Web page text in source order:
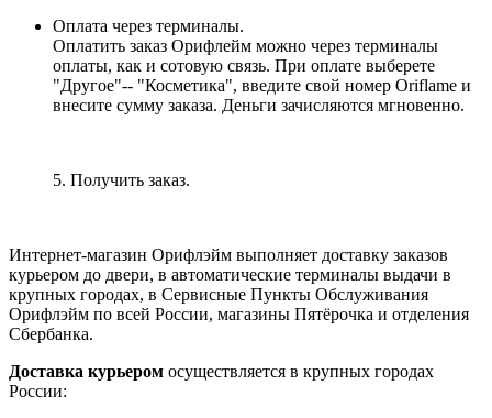
Оплата через терминалы.
Оплатить заказ Орифлейм можно через терминалы
оплаты, как и сотовую связь. При оплате выберете
"Другое"-- "Косметика", введите свой номер Oriflame и
внесите сумму заказа. Деньги зачисляются мгновенно.
5. Получить заказ.
Интернет-магазин Орифлэйм выполняет доставку заказов
курьером до двери, в автоматические терминалы выдачи в
крупных городах, в Сервисные Пункты Обслуживания
Орифлэйм по всей России, магазины Пятёрочка и отделения
Сбербанка.
Доставка курьером осуществляется в крупных городах
России: